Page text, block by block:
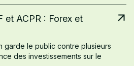
et ACPR : Forex et
garde le public contre plusieurs
des investissements sur le